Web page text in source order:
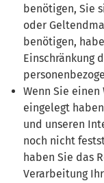
benötigen, Sie
oder
benötigen,
Einschränkung
Wenn Sie einen
eingelegt
und unseren
noch nicht
haben Sie das
Verarbeitung